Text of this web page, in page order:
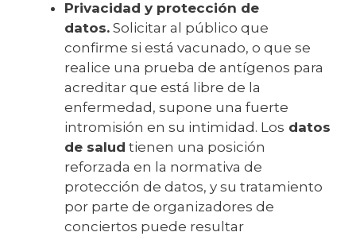
Privacidad y protección de
datos. Solicitar al público que
confirme si está vacunado, o que se
realice una prueba de antígenos para
acreditar que está libre de la
enfermedad, supone una fuerte
intromisión en su intimidad. Los datos
de salud tienen una posición
reforzada en la normativa de
protección de datos, y su tratamiento
por parte de organizadores de
conciertos puede resultar